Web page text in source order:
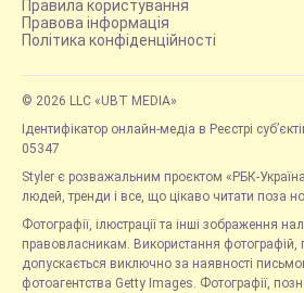
Правила користування
Правова інформація
Політика конфіденційності
© 2026 LLC «UBT MEDIA»
Ідентифікатор онлайн-медіа в Реєстрі
05347
Styler є розважальним проєктом «РБК-
людей, тренди і все, що цікаво читати поза
Фотографії, ілюстрації та інші зображення
правовласникам. Використання фотографій,
допускається виключно за наявності
фотоагентства Getty Images. Фотографії,